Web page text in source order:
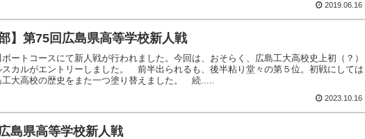
2019.06.16
部】第75回広島県高等学校新人戦
ートコースにて新人戦が行われました。今回は、おそらく、広島工大高校史上初（？）
スカルがエントリーしました。 前半出られるも、後半粘り堂々の第５位。初戦にしては
工大高校の歴史をまた一つ塗り替えました。 続.....
2023.10.16
島県高等学校新人戦